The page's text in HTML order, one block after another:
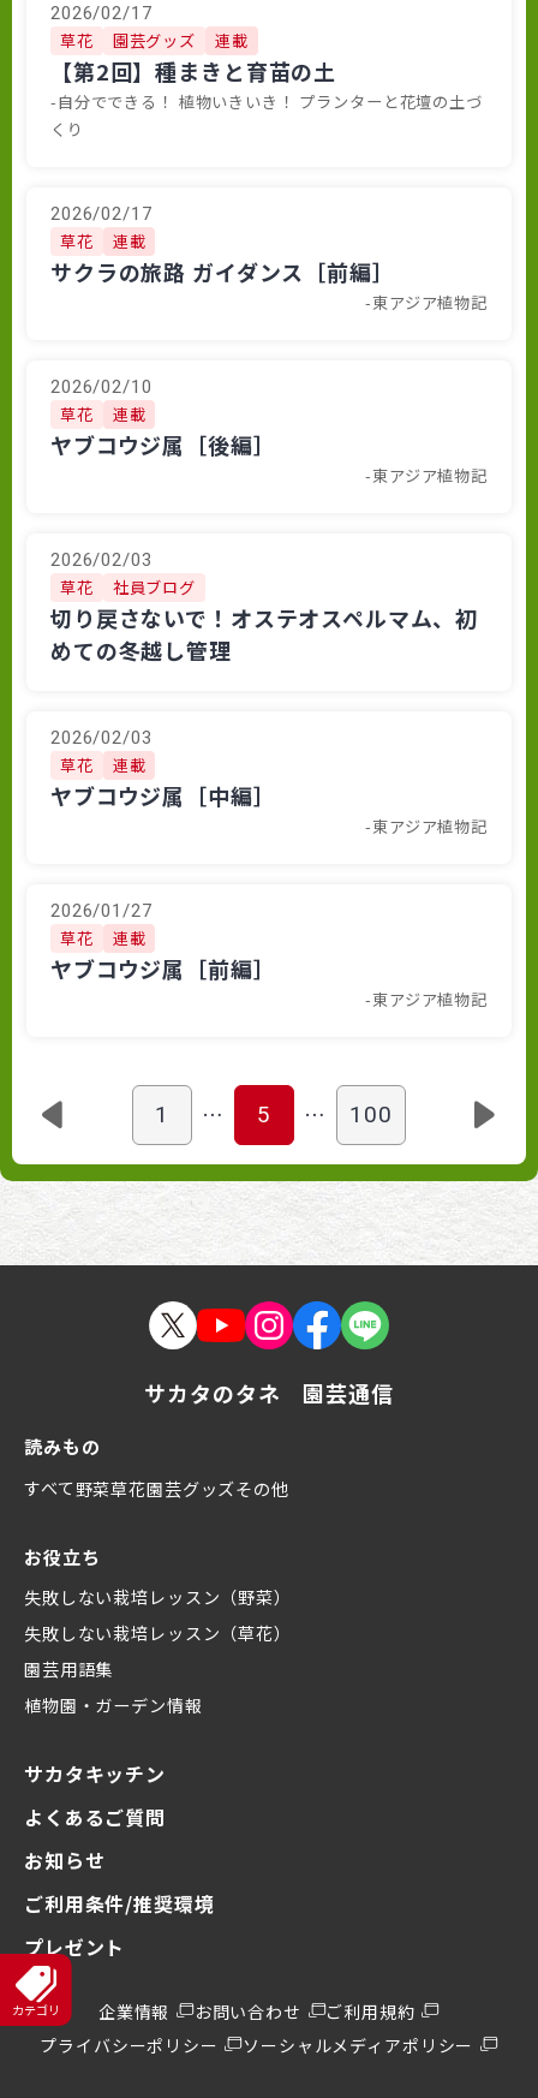
2026/02/17
草花 園芸グッズ 連載
【第2回】種まきと育苗の土
-自分でできる！ 植物いきいき！ プランターと花壇の土づ
くり
2026/02/17
草花 連載
サクラの旅路 ガイダンス［前編］
-東アジア植物記
2026/02/10
草花 連載
ヤブコウジ属［後編］
-東アジア植物記
2026/02/03
草花 社員ブログ
切り戻さないで！オステオスペルマム、初
めての冬越し管理
2026/02/03
草花 連載
ヤブコウジ属［中編］
-東アジア植物記
2026/01/27
草花 連載
ヤブコウジ属［前編］
-東アジア植物記
1 … 5 … 100
サカタのタネ 園芸通信
読みもの
すべて野菜草花園芸グッズその他
お役立ち
失敗しない栽培レッスン（野菜）
失敗しない栽培レッスン（草花）
園芸用語集
植物園・ガーデン情報
サカタキッチン
よくあるご質問
お知らせ
ご利用条件/推奨環境
プレゼント
企業情報 お問い合わせ
ご利用規約
プライバシーポリシー
ソーシャルメディアポリシー